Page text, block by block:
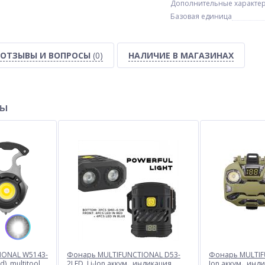
Фонарь W601-
аккум., ЗУ Type-C, zoom, Box
2.10 Опт
Дополнительные
Базовая единица
ОТЗЫВЫ И ВОПРОСЫ (0) НАЛИЧИЕ В МАГАЗИНАХ
W5143-
Фонарь MULTIFUNCTIONAL D53-
Фонарь